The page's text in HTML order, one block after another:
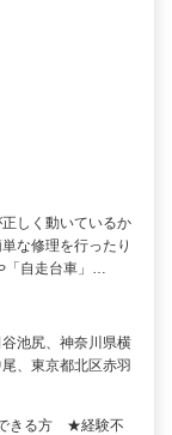
しく動いているか
な修理を行ったり
「自走台車」…
池尻、神奈川県横
、東京都北区赤羽
できる方 ★経験不